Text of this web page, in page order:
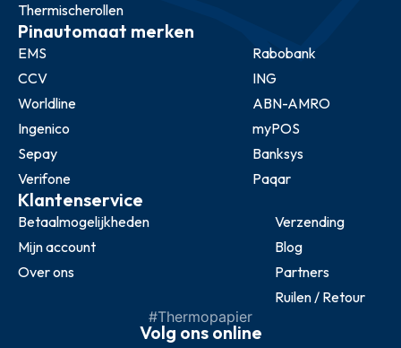
#Thermopapier
Volg ons online
Thermischerollen
Pinautomaat merken
EMS
CCV
Worldline
Ingenico
Sepay
Verifone
Rabobank
ING
ABN-AMRO
myPOS
Banksys
Paqar
Klantenservice
Betaalmogelijkheden
Mijn account
Over ons
Verzending
Blog
Partners
Ruilen / Retour